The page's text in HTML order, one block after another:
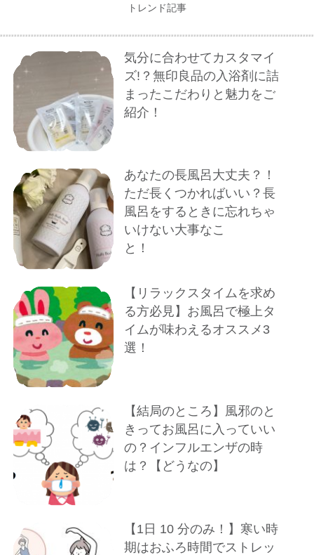
トレンド記事
気分に合わせてカスタマイ
ズ!？無印良品の入浴剤に詰
まったこだわりと魅力をご
紹介！
あなたの長風呂大丈夫？！
ただ長くつかればいい？長
風呂をするときに忘れちゃ
いけない大事なこ
と！
【リラックスタイムを求め
る方必見】お風呂で極上タ
イムが味わえるオススメ3
選！
【結局のところ】風邪のと
きってお風呂に入っていい
の？インフルエンザの時
は？【どうなの】
【1⽇ 10 分のみ！】寒い時
期はおふろ時間でストレッ